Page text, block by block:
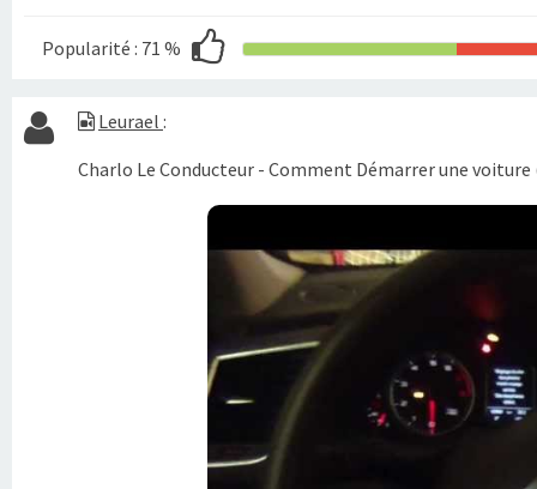
Popularité : 71 %
Leurael :
Charlo Le Conducteur - Comment Démarrer une